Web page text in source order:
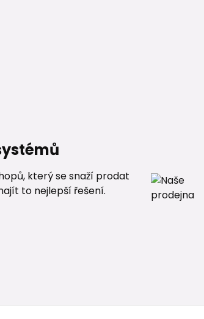
který se snaží prodat
to nejlepší řešení.